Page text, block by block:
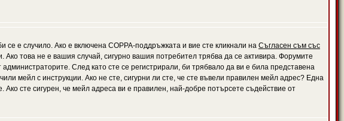
е случило. Ако е включена COPPA-поддръжката и вие сте кликнали на Съгласен съм със
Ако това не е вашия случай, сигурно вашия потребител трябва да се активира. Форумите
След като сте се регистрирали, би трябвало да ви е била представена
мейл с инструкции. Ако не сте, сигурни ли сте, че сте въвели правилен мейл адрес? Една
сте сигурен, че мейл адреса ви е правилен, най-добре потърсете съдействие от